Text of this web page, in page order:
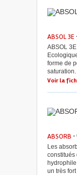
ABSOL 3E
ABSOL
forme de
saturation.
Voir la
ABSORB
Les
constitués
un très